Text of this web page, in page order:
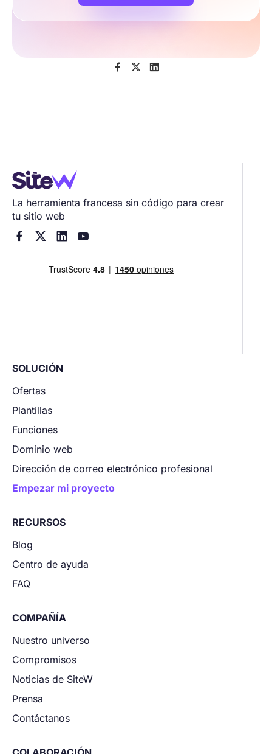
  
La herramienta francesa sin código para crear
tu sitio web
   
SOLUCIÓN
Ofertas
Plantillas
Funciones
Dominio web
Dirección de correo electrónico profesional
Empezar mi proyecto
RECURSOS
Blog
Centro de ayuda
FAQ
COMPAÑÍA
Nuestro universo
Compromisos
Noticias de SiteW
Prensa
Contáctanos